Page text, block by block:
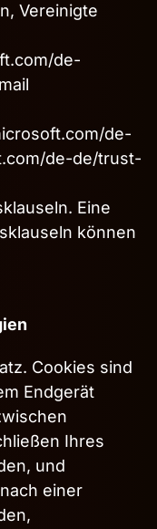
Vereinigte
de-
de-
de-de/trust-
Eine
können
Cookies sind
Endgerät
Ihres
und
einer